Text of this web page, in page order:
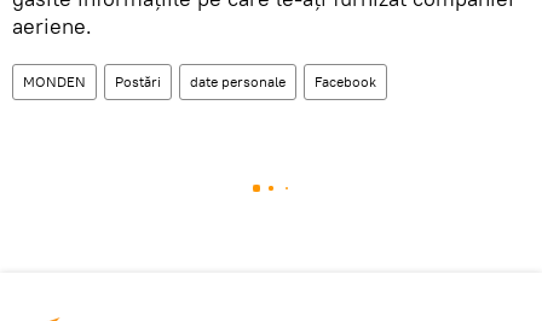
aeriene.
MONDEN Postări date personale Facebook